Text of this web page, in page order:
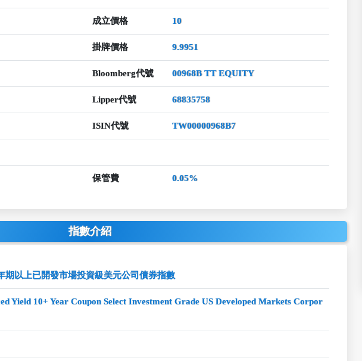
成立價格 10
掛牌價格 9.9951
Bloomberg代號 00968B TT EQUITY
Lipper代號 68835758
ISIN代號 TW00000968B7
保管費 0.05%
指數介紹
期以上已開發市場投資級美元公司債券指數
Yield 10+ Year Coupon Select Investment Grade US Developed Markets Corpor